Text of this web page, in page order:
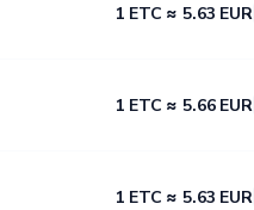
1 ETC ≈ 5.63 EUR
1 ETC ≈ 5.66 EUR
1 ETC ≈ 5.63 EUR